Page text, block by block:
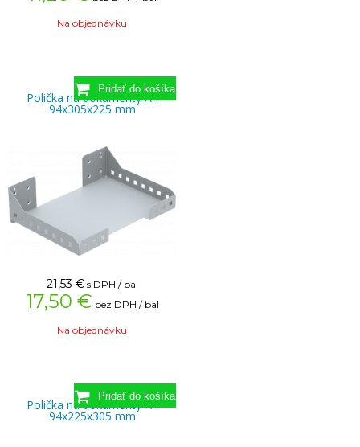
Na objednávku
Polička na dokumenty A4
94x305x225 mm
21,53 € s DPH / bal
17,50 € bez DPH / bal
Na objednávku
Polička na dokumenty A4
94x225x305 mm